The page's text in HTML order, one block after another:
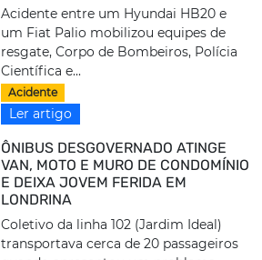
Acidente entre um Hyundai HB20 e
um Fiat Palio mobilizou equipes de
resgate, Corpo de Bombeiros, Polícia
Científica e...
Acidente
Ler artigo
ÔNIBUS DESGOVERNADO ATINGE
VAN, MOTO E MURO DE CONDOMÍNIO
E DEIXA JOVEM FERIDA EM
LONDRINA
Coletivo da linha 102 (Jardim Ideal)
transportava cerca de 20 passageiros